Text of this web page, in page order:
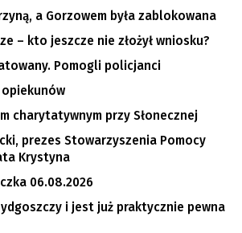
a Gorzowem była zablokowana
– kto jeszcze nie złożył wniosku?
Pomogli policjanci
charytatywnym przy Słonecznej
prezes Stowarzyszenia Pomocy
Krystyna
06.08.2026
i jest już praktycznie pewna